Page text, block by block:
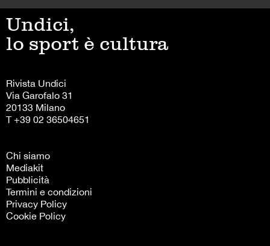
Undici,
lo sport è cultura
Rivista Undici
Via Garofalo 31
20133 Milano
T +39 02 36504651
Chi siamo
Mediakit
Pubblicità
Termini e condizioni
Privacy Policy
Cookie Policy